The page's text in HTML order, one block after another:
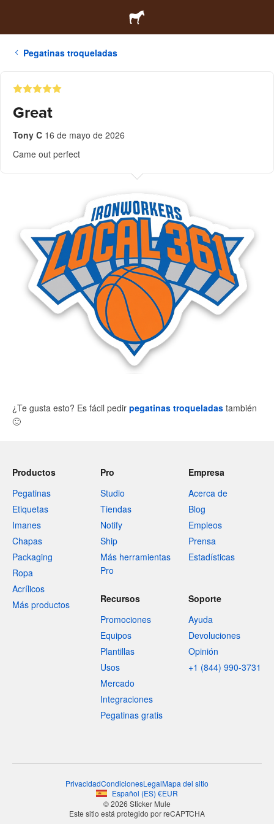
Pegatinas troqueladas
Great
Tony C 16 de mayo de 2026
Came out perfect
¿Te gusta esto? Es fácil pedir pegatinas troqueladas también
🙂
Productos
Pegatinas
Etiquetas
Imanes
Chapas
Packaging
Ropa
Acrílicos
Más productos
Pro
Studio
Tiendas
Notify
Ship
Más herramientas
Pro
Empresa
Acerca de
Blog
Empleos
Prensa
Estadísticas
Recursos
Promociones
Equipos
Plantillas
Usos
Mercado
Integraciones
Pegatinas gratis
Soporte
Ayuda
Devoluciones
Opinión
+1 (844) 990-3731
PrivacidadCondicionesLegalMapa del sitio
Español (ES) €EUR
© 2026 Sticker Mule
Este sitio está protegido por reCAPTCHA